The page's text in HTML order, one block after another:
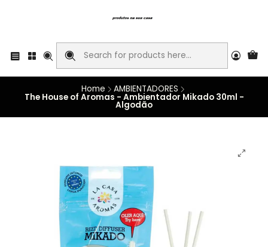
Home AMBIENTADORES
The House of Aromas - Ambientador Mikado 30ml -
Algodão